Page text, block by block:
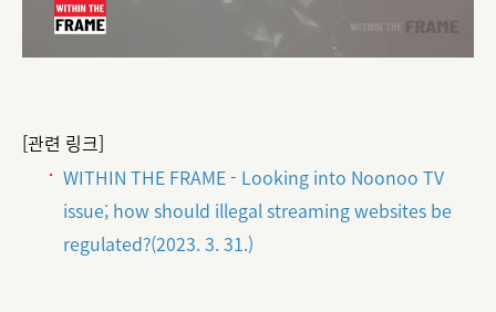
[관련 링크]
WITHIN THE FRAME - Looking into Noonoo TV
issue; how should illegal streaming websites be
regulated?(2023. 3. 31.)